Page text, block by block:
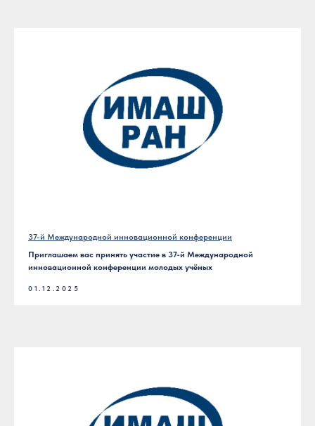
37-й Международной инновационной конференции
Приглашаем вас принять участие в 37-й Международной
инновационной конференции молодых учёных
01.12.2025